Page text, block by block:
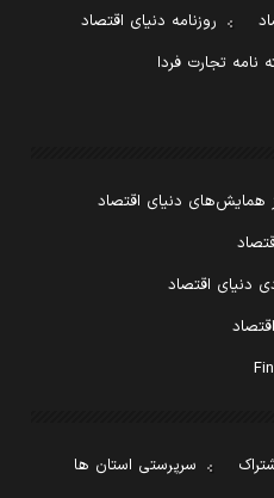
روزنامه دنیای اقتصاد
نامه تجارت فردا
همایش‌های دنیای اقتصاد
دنیای اقتصاد
سرپرستی استان ها